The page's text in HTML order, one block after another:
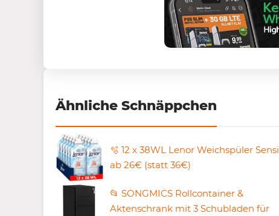
Ähnliche Schnäppchen
🫧 12 x 38WL Lenor Weichspüler
ab 26€ (statt 36€)
📂 SONGMICS Rollcontainer &
Aktenschrank mit 3 Schubladen für